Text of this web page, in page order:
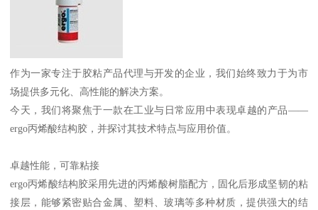
作为一家专注于胶粘产品代理与开发的企业，我们始终致力于为市
场提供多元化、高性能的解决方案。
今天，我们将聚焦于一款在工业与日常应用中表现卓越的产品——
ergo丙烯酸结构胶，并探讨其技术特点与应用价值。
卓越性能，可靠粘接
ergo丙烯酸结构胶采用先进的丙烯酸树脂配方，固化后形成坚韧的粘
接层，能够紧密贴合金属、塑料、玻璃等多种材质，提供强大的结